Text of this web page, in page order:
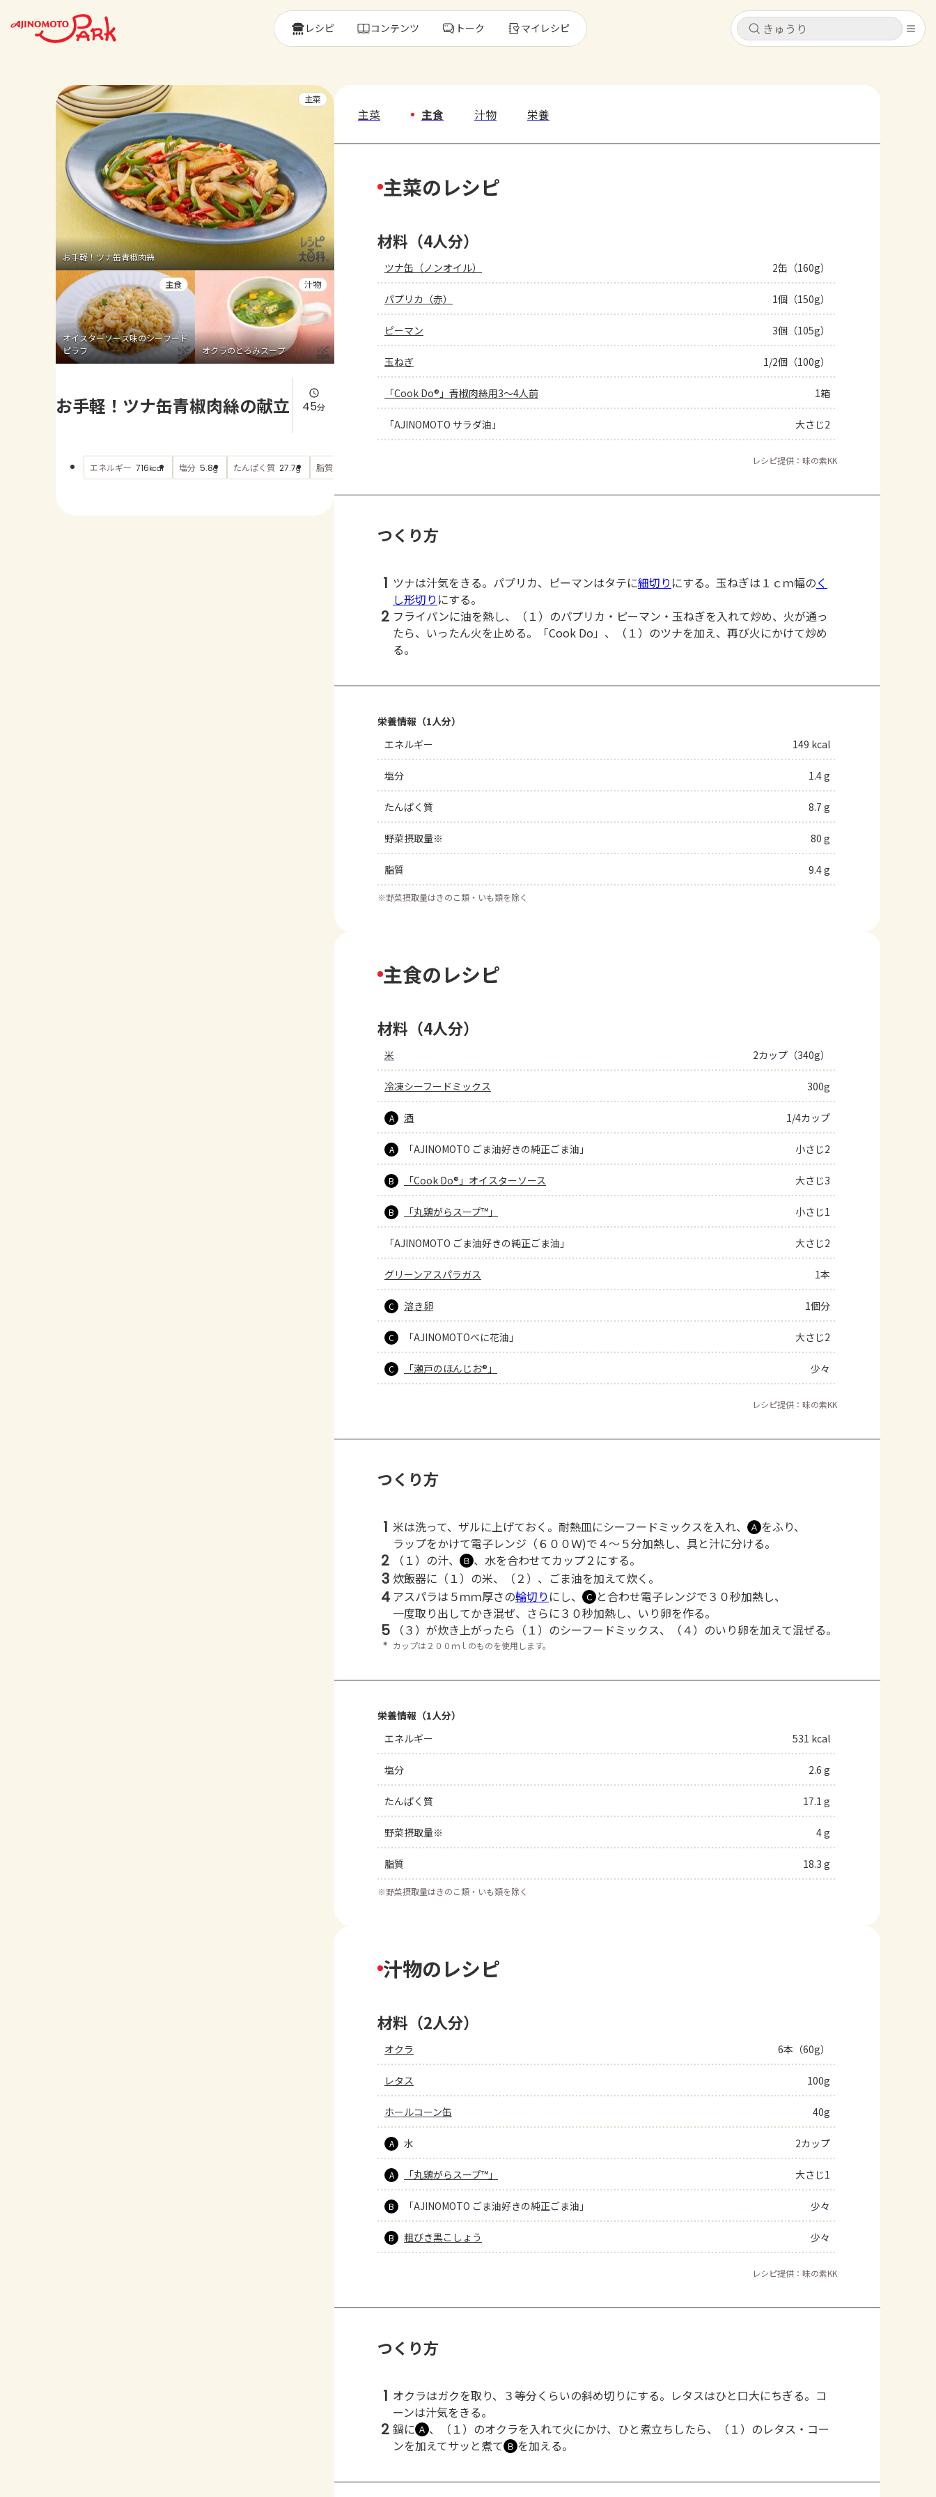
キャンセル
よくあるお問い合わせ
お買い物
キャンセル
レシピ コンテンツ トーク マイレシピ
お手軽！ツナ缶青椒肉絲
主菜
オイスターソース味のシーフード
ピラフ
主食
オクラのとろみスープ
汁物
お手軽！ツナ缶青椒肉絲の献立 45分
エネルギー 716kcal 塩分 5.8g たんぱく質 27.7g 脂質
主菜 主食 汁物 栄養
主菜のレシピ
材料（4人分）
ツナ缶（ノンオイル） 2缶（160g）
パプリカ（赤） 1個（150g）
ピーマン 3個（105g）
玉ねぎ 1/2個（100g）
「Cook Do®」青椒肉絲用3～4人前 1箱
「AJINOMOTO サラダ油」 大さじ2
レシピ提供：味の素KK
つくり方
1 ツナは汁気をきる。パプリカ、ピーマンはタテに細切り にする。玉ねぎは１ｃｍ幅のく
し形切り にする。
2 フライパンに油を熱し、（１）のパプリカ・ピーマン・玉ねぎを入れて炒め、火が通っ
たら、いったん火を止める。「Cook Do」、（１）のツナを加え、再び火にかけて炒め
る。
栄養情報（1人分）
エネルギー
149 kcal
塩分 1.4 g
たんぱく質 8.7 g
野菜摂取量※ 80 g
脂質 9.4 g
※野菜摂取量はきのこ類・いも類を除く
主食のレシピ
材料（4人分）
米 2カップ（340g）
冷凍シーフードミックス 300g
A 酒 1/4カップ
A 「AJINOMOTO ごま油好きの純正ごま油」 小さじ2
B 「Cook Do®」オイスターソース 大さじ3
B 「丸鶏がらスープ™」 小さじ1
「AJINOMOTO ごま油好きの純正ごま油」 大さじ2
グリーンアスパラガス 1本
C 溶き卵 1個分
C 「AJINOMOTOべに花油」 大さじ2
C 「瀬戸のほんじお®」 少々
レシピ提供：味の素KK
つくり方
1 米は洗って、ザルに上げておく。耐熱皿にシーフードミックスを入れ、 Ａ をふり、
ラップをかけて電子レンジ（６００Ｗ)で４～５分加熱し、具と汁に分ける。
2 （１）の汁、 Ｂ 、水を合わせてカップ２にする。
3 炊飯器に（１）の米、（２）、ごま油を加えて炊く。
4 アスパラは５ｍｍ厚さの輪切り にし、 Ｃ と合わせ電子レンジで３０秒加熱し、
一度取り出してかき混ぜ、さらに３０秒加熱し、いり卵を作る。
5 （３）が炊き上がったら（１）のシーフードミックス、（４）のいり卵を加えて混ぜる。
＊ カップは２００ｍｌのものを使用します。
栄養情報（1人分）
エネルギー
531 kcal
塩分 2.6 g
たんぱく質 17.1 g
野菜摂取量※ 4 g
脂質 18.3 g
※野菜摂取量はきのこ類・いも類を除く
汁物のレシピ
材料（2人分）
オクラ 6本（60g）
レタス 100g
ホールコーン缶 40g
A 水 2カップ
A 「丸鶏がらスープ™」 大さじ1
B 「AJINOMOTO ごま油好きの純正ごま油」 少々
B 粗びき黒こしょう 少々
レシピ提供：味の素KK
つくり方
1 オクラはガクを取り、３等分くらいの斜め切りにする。レタスはひと口大にちぎる。コ
ーンは汁気をきる。
2 鍋に Ａ 、（１）のオクラを入れて火にかけ、ひと煮立ちしたら、（１）のレタス・コー
ンを加えてサッと煮て Ｂ を加える。